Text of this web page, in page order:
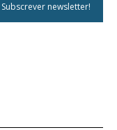
Subscrever newsletter!